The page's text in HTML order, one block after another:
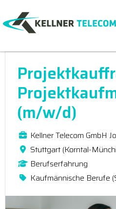
(m/w/d)
Kellner Telecom GmbH
Stuttgart (Korntal-
Berufserfahrung
Kaufmännische Berufe